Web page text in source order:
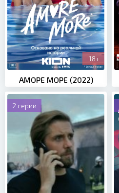
18+
АМОРЕ МОРЕ (2022)
2 серии